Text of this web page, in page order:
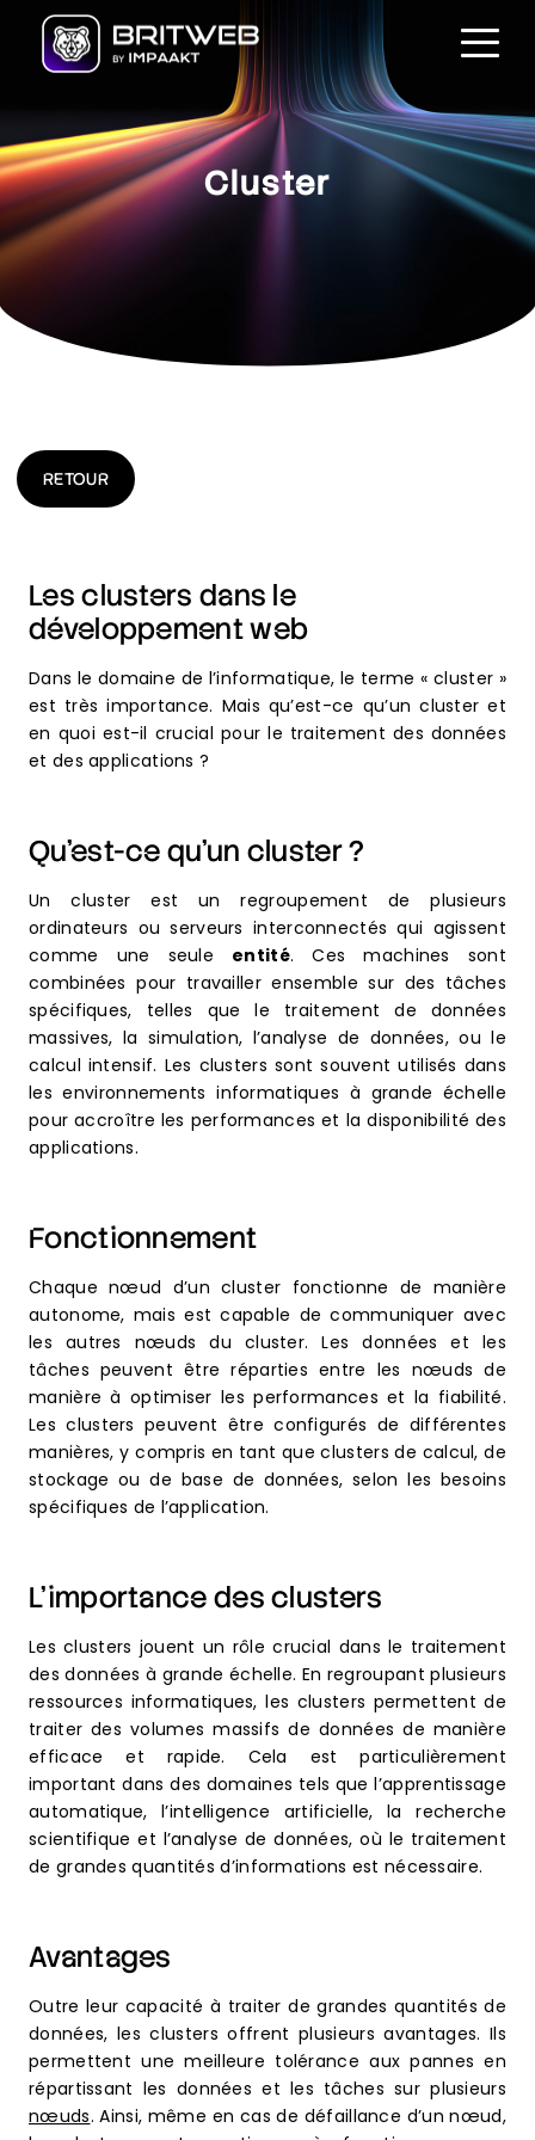
Cluster
RETOUR
Les clusters dans le
développement web
Dans le domaine de l’informatique, le terme « cluster »
est très importance. Mais qu’est-ce qu’un cluster et
en quoi est-il crucial pour le traitement des données
et des applications ?
Qu’est-ce qu’un cluster ?
Un cluster est un regroupement de plusieurs
ordinateurs ou serveurs interconnectés qui agissent
comme une seule entité. Ces machines sont
combinées pour travailler ensemble sur des tâches
spécifiques, telles que le traitement de données
massives, la simulation, l’analyse de données, ou le
calcul intensif. Les clusters sont souvent utilisés dans
les environnements informatiques à grande échelle
pour accroître les performances et la disponibilité des
applications.
Fonctionnement
Chaque nœud d’un cluster fonctionne de manière
autonome, mais est capable de communiquer avec
les autres nœuds du cluster. Les données et les
tâches peuvent être réparties entre les nœuds de
manière à optimiser les performances et la fiabilité.
Les clusters peuvent être configurés de différentes
manières, y compris en tant que clusters de calcul, de
stockage ou de base de données, selon les besoins
spécifiques de l’application.
L’importance des clusters
Les clusters jouent un rôle crucial dans le traitement
des données à grande échelle. En regroupant plusieurs
ressources informatiques, les clusters permettent de
traiter des volumes massifs de données de manière
efficace et rapide. Cela est particulièrement
important dans des domaines tels que l’apprentissage
automatique, l’intelligence artificielle, la recherche
scientifique et l’analyse de données, où le traitement
de grandes quantités d’informations est nécessaire.
Avantages
Outre leur capacité à traiter de grandes quantités de
données, les clusters offrent plusieurs avantages. Ils
permettent une meilleure tolérance aux pannes en
répartissant les données et les tâches sur plusieurs
nœuds. Ainsi, même en cas de défaillance d’un nœud,